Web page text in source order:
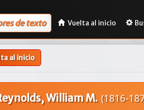
de texto Vuelta al inicio
al inicio
William M. (1816-